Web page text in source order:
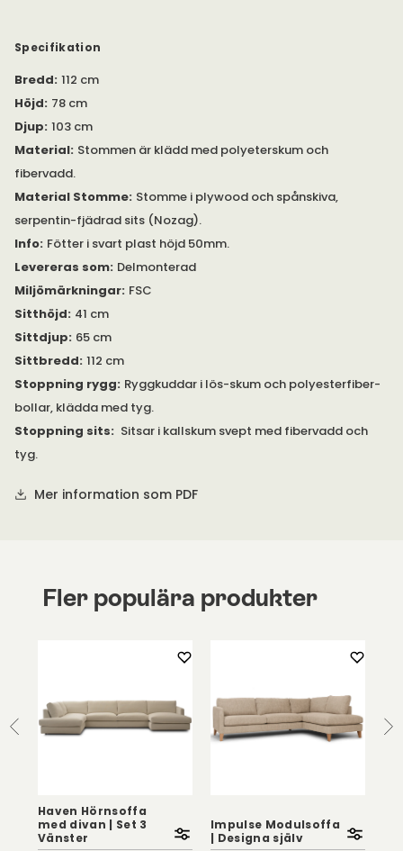
skogsbruk i Europa.
De olika soffdelarna hålls ihop av s.k.
krokodilbeslag/alligatorbeslag får att hindra dem från att
åka isär. De går det lätt att koppla ihop och lätt att koppla
isär soffdelarna vid behov.
Duncan finns även lagerfård (snabbare leverans) i ett urval av
Specifikation
Bredd: 112 cm
Höjd: 78 cm
Djup: 103 cm
Material: Stommen är klädd med polyeterskum och
fibervadd.
Material Stomme: Stomme i plywood och spånskiva,
serpentin-fjädrad sits (Nozag).
Info: Fötter i svart plast höjd 50mm.
Levereras som: Delmonterad
Miljömärkningar: FSC
Sitthöjd: 41 cm
Sittdjup: 65 cm
Sittbredd: 112 cm
Stoppning rygg: Ryggkuddar i lös-skum och polyesterfiber-
bollar, klädda med tyg.
Stoppning sits: Sitsar i kallskum svept med fibervadd och
tyg.
Mer information som PDF
Fler populära produkter
Haven Hörnsoffa
med divan | Set 3
Vänster
Impulse Modulsoffa
| Designa själv